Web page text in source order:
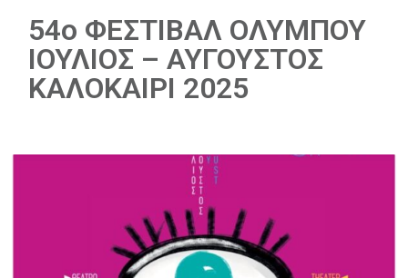
54ο ΦΕΣΤΙΒΑΛ ΟΛΥΜΠΟΥ
ΙΟΥΛΙΟΣ – ΑΥΓΟΥΣΤΟΣ
ΚΑΛΟΚΑΙΡΙ 2025